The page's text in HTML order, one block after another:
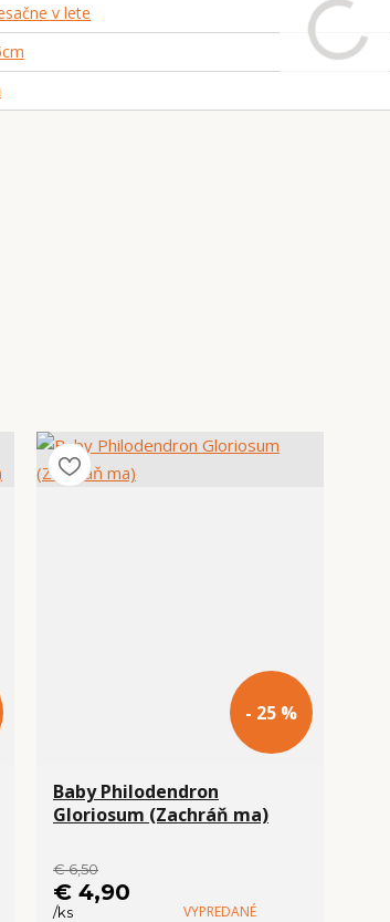
v lete
- 25 %
Baby Philodendron
Gloriosum (Zachráň ma)
€ 6,50
€ 4,90
/ks VYPREDANÉ